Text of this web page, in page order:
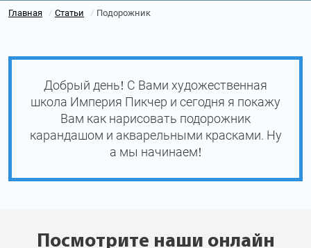
Главная / Статьи / Подорожник
Добрый день! С Вами художественная
школа Империя Пикчер и сегодня я покажу
Вам как нарисовать подорожник
карандашом и акварельными красками. Ну
а мы начинаем!
Посмотрите наши онлайн